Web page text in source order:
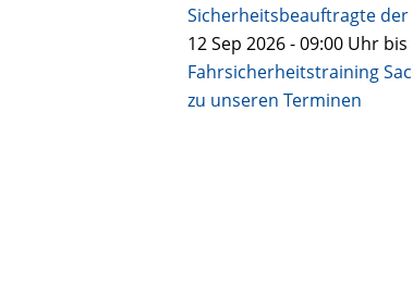
Sicherheitsbeauftragte
12 Sep 2026 - 09:00 Uhr bis
Fahrsicherheitstraining
zu unseren Terminen